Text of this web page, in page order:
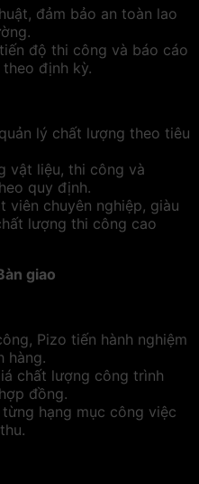
đảm bảo an toàn lao
độ thi công và báo cáo
định kỳ.
lý chất lượng theo tiêu
vật liệu, thi công và
quy định.
viên chuyên nghiệp, giàu
lượng thi công cao
giao
Pizo tiến hành nghiệm
hàng.
chất lượng công trình
đồng.
hạng mục công việc